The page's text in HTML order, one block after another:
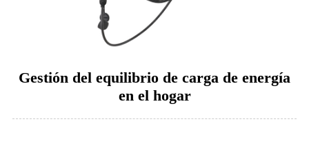
Gestión del equilibrio de carga de energía
en el hogar